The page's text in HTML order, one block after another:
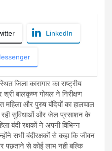
LinkedIn
जिला कारागार का राष्ट्रीय
बालकृष्ण गोयल ने निरीक्षण
महिला और पुरुष बंदियों का हालचाल
सुविधाओं और जेल प्रसाशन के
बंदी रक्षकों ने अपनी विभिन्न
सभी बंदीरक्षकों से कहा कि जीवन
पछताने से कोई लाभ नही बल्कि